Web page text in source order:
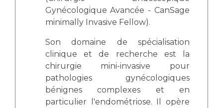
Gynécologique Avancée - CanSage
minimally Invasive Fellow).
Son domaine de spécialisation
clinique et de recherche est la
chirurgie mini-invasive pour
pathologies gynécologiques
bénignes complexes et en
particulier l'endométriose. Il opère